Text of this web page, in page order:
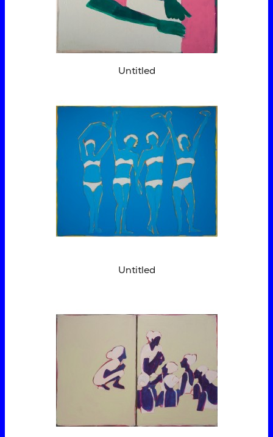
Untitled
Untitled